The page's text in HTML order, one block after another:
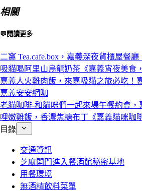
相關
💬閱讀更多
二窩 Tea.cafe.box，嘉義深夜貨櫃屋餐
吸貓喝阿里山烏龍奶茶《嘉義宵夜美食
嘉義人火雞肉飯，來嘉吸貓之旅必吃！
嘉義安安網咖
老貓咖啡-和貓咪們一起來場午餐約會，
哩嫩雞飯，香濃焦糖布丁《嘉義貓咪咖
目錄
交通資訊
芝麻開門進入餐酒館秘密基地
用餐環境
無酒精飲料菜單